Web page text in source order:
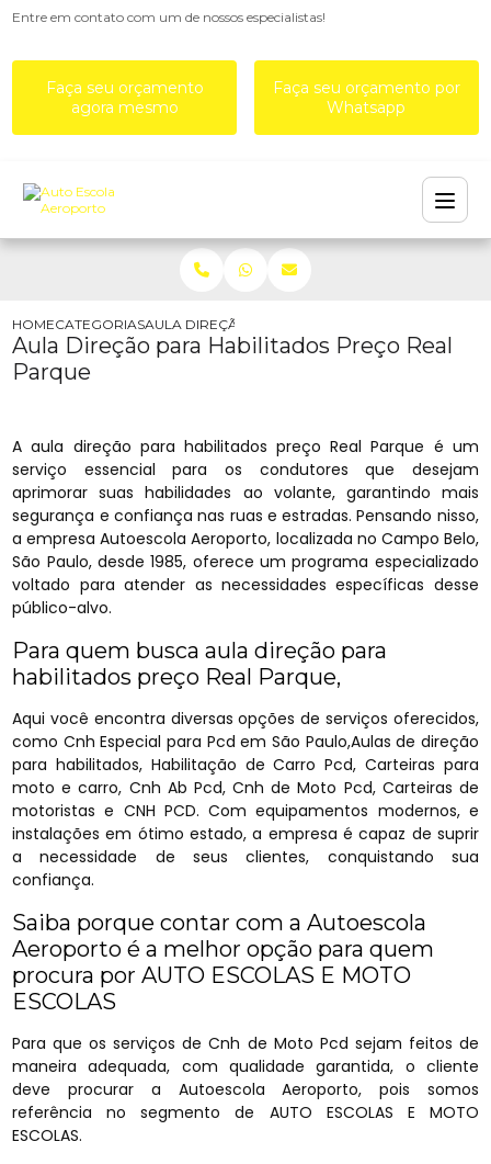
Entre em contato com um de nossos especialistas!
Faça seu orçamento
agora mesmo
Faça seu orçamento por
Whatsapp
HOMECATEGORIASAULA DIREÇÃO PARA HABILITADOS PREÇO REAL
Aula Direção para Habilitados Preço Real
Parque
A aula direção para habilitados preço Real Parque é um
serviço essencial para os condutores que desejam
aprimorar suas habilidades ao volante, garantindo mais
segurança e confiança nas ruas e estradas. Pensando nisso,
a empresa Autoescola Aeroporto, localizada no Campo Belo,
São Paulo, desde 1985, oferece um programa especializado
voltado para atender as necessidades específicas desse
público-alvo.
Para quem busca aula direção para
habilitados preço Real Parque,
Aqui você encontra diversas opções de serviços oferecidos,
como Cnh Especial para Pcd em São Paulo,Aulas de direção
para habilitados, Habilitação de Carro Pcd, Carteiras para
moto e carro, Cnh Ab Pcd, Cnh de Moto Pcd, Carteiras de
motoristas e CNH PCD. Com equipamentos modernos, e
instalações em ótimo estado, a empresa é capaz de suprir
a necessidade de seus clientes, conquistando sua
confiança.
Saiba porque contar com a Autoescola
Aeroporto é a melhor opção para quem
procura por AUTO ESCOLAS E MOTO
ESCOLAS
Para que os serviços de Cnh de Moto Pcd sejam feitos de
maneira adequada, com qualidade garantida, o cliente
deve procurar a Autoescola Aeroporto, pois somos
referência no segmento de AUTO ESCOLAS E MOTO
ESCOLAS.